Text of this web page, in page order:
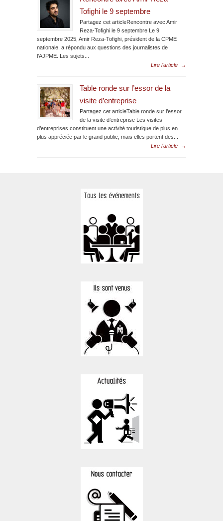
Tofighi le 9 septembre
Partagez cet articleRencontre avec Amir
Reza-Tofighi le 9 septembre Le 9
septembre 2025, Amir Reza-Tofighi, président de la CPME
nationale, a répondu aux questions des journalistes de
l’AJPME. Les sujets...
Lire l'article
→
Table ronde sur l’essor de la
visite d’entreprise
Partagez cet articleTable ronde sur l’essor
de la visite d’entreprise Les visites
d’entreprises constituent une activité touristique de plus en
plus appréciée par le grand public, mais elles portent des...
Lire l'article
→